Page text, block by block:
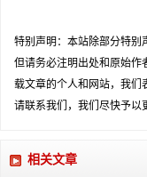
特别声明：本站除部分特别
但请务必注明出处和原始作
载文章的个人和网站，我们
请联系我们，我们尽快予以
相关文章